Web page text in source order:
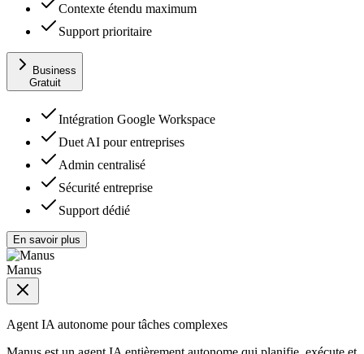
Contexte étendu maximum
Support prioritaire
Business
Gratuit
Intégration Google Workspace
Duet AI pour entreprises
Admin centralisé
Sécurité entreprise
Support dédié
En savoir plus
Manus
Agent IA autonome pour tâches complexes